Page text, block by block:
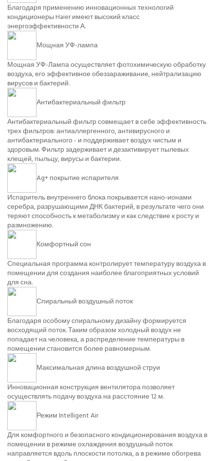
Благодаря применению инновационных технологий
кондиционеры Haier имеют высокий класс
энергоэффективности А.
Мощная УФ-лампа
Мощная УФ-Лампа осуществляет фотохимическую обработку
воздуха, его эффективное обеззараживание, нейтрализацию
вирусов и бактерий.
Антибактериальный фильтр
Антибактериальный фильтр совмещает в себе эффективность
трех фильтров: антиаллергенного, антивирусного и
антибактериального - и поддерживает воздух чистым и
здоровым. Фильтр задерживает и дезактивирует пылевых
клещей, пыльцу, вирусы и бактерии.
Ag+ покрытие испарителя
Испаритель внутреннего блока покрывается нано-ионами
серебра, разрушающими ДНК бактерий, в результате чего они
теряют способность к метаболизму и как следствие к росту и
размножению.
Комфортный сон
Специальная программа контролирует температуру воздуха в
помещении для создания наиболее благоприятных условий
для сна.
Спиральный воздушный поток
Благодаря особому спиральному дизайну формируется
восходящий поток. Таким образом холодный воздух не
попадает на человека, а распределение температуры в
помещении становится более равномерным.
Максимальная длина воздушной струи
Инновационная конструкция вентилятора позволяет
осуществлять подачу воздуха на расстояние 12 м.
Режим Intelligent Air
Для комфортного и безопасного кондиционирования воздуха в
помещении в режиме охлаждения воздушный поток
направляется вдоль плоскости потолка, а в режиме обогрева